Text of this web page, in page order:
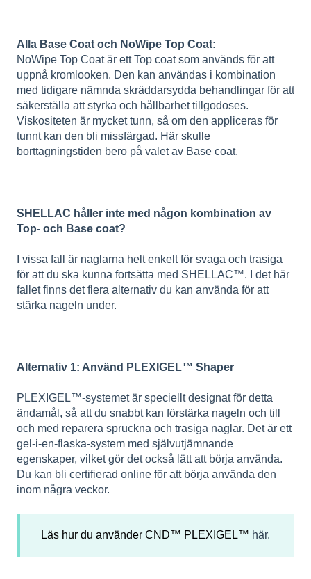
Alla Base Coat och NoWipe Top Coat:
NoWipe Top Coat är ett Top coat som används för att
uppnå kromlooken. Den kan användas i kombination
med tidigare nämnda skräddarsydda behandlingar för att
säkerställa att styrka och hållbarhet tillgodoses.
Viskositeten är mycket tunn, så om den appliceras för
tunnt kan den bli missfärgad. Här skulle
borttagningstiden bero på valet av Base coat.
SHELLAC håller inte med någon kombination av
Top- och Base coat?
I vissa fall är naglarna helt enkelt för svaga och trasiga
för att du ska kunna fortsätta med SHELLAC™. I det här
fallet finns det flera alternativ du kan använda för att
stärka nageln under.
Alternativ 1: Använd PLEXIGEL™ Shaper
PLEXIGEL™-systemet är speciellt designat för detta
ändamål, så att du snabbt kan förstärka nageln och till
och med reparera spruckna och trasiga naglar. Det är ett
gel-i-en-flaska-system med självutjämnande
egenskaper, vilket gör det också lätt att börja använda.
Du kan bli certifierad online för att börja använda den
inom några veckor.
Läs hur du använder CND™ PLEXIGEL™ här.